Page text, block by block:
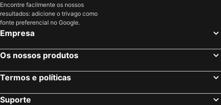
Encontre facilmente os nossos
resultados: adicione o trivago como
fonte preferencial no Google.
Empresa
Os nossos produtos
Termos e políticas
Suporte